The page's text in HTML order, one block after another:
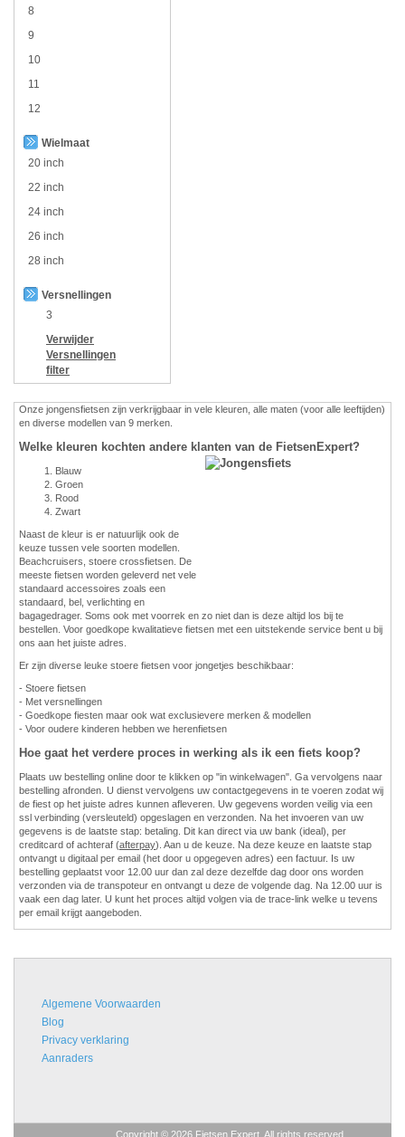
8
9
10
11
12
Wielmaat
20 inch
22 inch
24 inch
26 inch
28 inch
Versnellingen
3
Verwijder
Versnellingen
filter
Onze jongensfietsen zijn verkrijgbaar in vele kleuren, alle maten (voor alle leeftijden)
en diverse modellen van 9 merken.
Welke kleuren kochten andere klanten van de FietsenExpert?
Blauw
Groen
Rood
Zwart
Naast de kleur is er natuurlijk ook de
keuze tussen vele soorten modellen.
Beachcruisers, stoere crossfietsen. De
meeste fietsen worden geleverd net vele
standaard accessoires zoals een
standaard, bel, verlichting en
bagagedrager. Soms ook met voorrek en zo niet dan is deze altijd los bij te
bestellen. Voor goedkope kwalitatieve fietsen met een uitstekende service bent u bij
ons aan het juiste adres.
Er zijn diverse leuke stoere fietsen voor jongetjes beschikbaar:
- Stoere fietsen
- Met versnellingen
- Goedkope fiesten maar ook wat exclusievere merken & modellen
- Voor oudere kinderen hebben we herenfietsen
Hoe gaat het verdere proces in werking als ik een fiets koop?
Plaats uw bestelling online door te klikken op "in winkelwagen". Ga vervolgens naar
bestelling afronden. U dienst vervolgens uw contactgegevens in te voeren zodat wij
de fiest op het juiste adres kunnen afleveren. Uw gegevens worden veilig via een
ssl verbinding (versleuteld) opgeslagen en verzonden. Na het invoeren van uw
gegevens is de laatste stap: betaling. Dit kan direct via uw bank (ideal), per
creditcard of achteraf (afterpay). Aan u de keuze. Na deze keuze en laatste stap
ontvangt u digitaal per email (het door u opgegeven adres) een factuur. Is uw
bestelling geplaatst voor 12.00 uur dan zal deze dezelfde dag door ons worden
verzonden via de transpoteur en ontvangt u deze de volgende dag. Na 12.00 uur is
vaak een dag later. U kunt het proces altijd volgen via de trace-link welke u tevens
per email krijgt aangeboden.
Algemene Voorwaarden
Blog
Privacy verklaring
Aanraders
Copyright © 2026 Fietsen Expert. All rights reserved.